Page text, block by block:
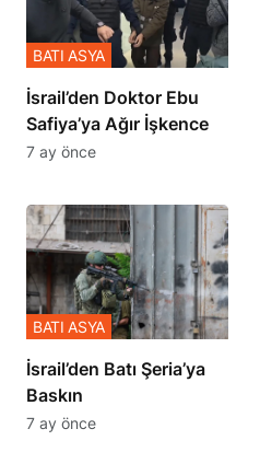
İsrail’den Doktor Ebu
Safiya’ya Ağır İşkence
BATI ASYA
7 ay önce
​​​​​​​İsrail’den Batı Şeria’ya
Baskın
BATI ASYA
7 ay önce